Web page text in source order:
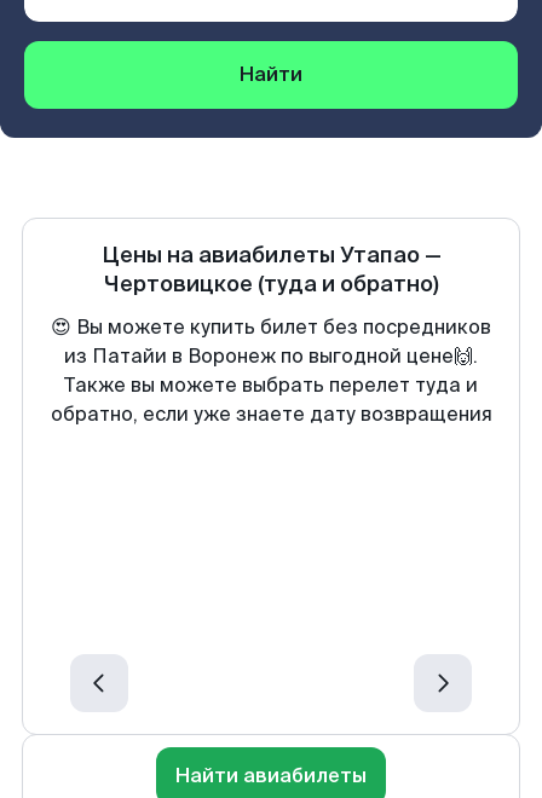
Найти
Цены на авиабилеты Утапао—
Чертовицкое (туда и обратно)
😍 Вы можете купить билет без посредников
из Патайи в Воронеж по выгодной цене🙌.
Также вы можете выбрать перелет туда и
обратно, если уже знаете дату возвращения
Найти авиабилеты